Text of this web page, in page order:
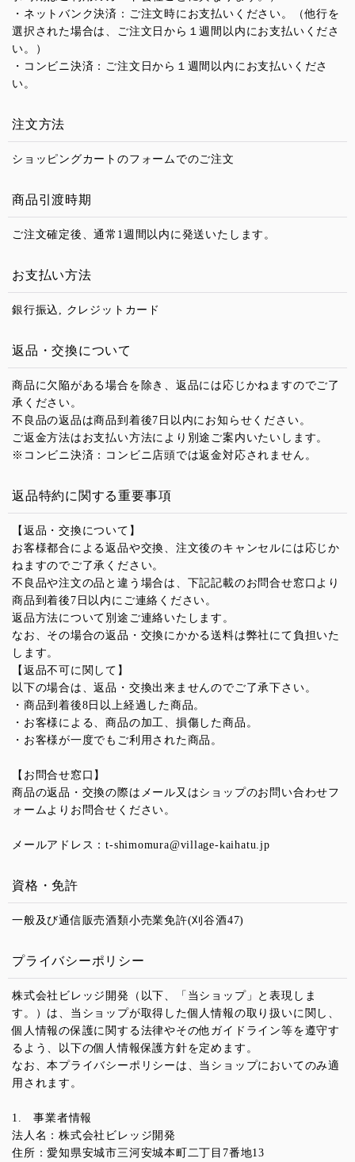
・ネットバンク決済：ご注文時にお支払いください。（他行を
選択された場合は、ご注文日から１週間以内にお支払いくださ
い。）
・コンビニ決済：ご注文日から１週間以内にお支払いくださ
い。
注文方法
ショッピングカートのフォームでのご注文
商品引渡時期
ご注文確定後、通常1週間以内に発送いたします。
お支払い方法
銀行振込, クレジットカード
返品・交換について
商品に欠陥がある場合を除き、返品には応じかねますのでご了
承ください。
不良品の返品は商品到着後7日以内にお知らせください。
ご返金方法はお支払い方法により別途ご案内いたいします。
※コンビニ決済：コンビニ店頭では返金対応されません。
返品特約に関する重要事項
【返品・交換について】
お客様都合による返品や交換、注文後のキャンセルには応じか
ねますのでご了承ください。
不良品や注文の品と違う場合は、下記記載のお問合せ窓口より
商品到着後7日以内にご連絡ください。
返品方法について別途ご連絡いたします。
なお、その場合の返品・交換にかかる送料は弊社にて負担いた
します。
【返品不可に関して】
以下の場合は、返品・交換出来ませんのでご了承下さい。
・商品到着後8日以上経過した商品。
・お客様による、商品の加工、損傷した商品。
・お客様が一度でもご利用された商品。
【お問合せ窓口】
商品の返品・交換の際はメール又はショップのお問い合わせフ
ォームよりお問合せください。
メールアドレス：t-shimomura@village-kaihatu.jp
資格・免許
一般及び通信販売酒類小売業免許(刈谷酒47)
プライバシーポリシー
株式会社ビレッジ開発（以下、「当ショップ」と表現しま
す。）は、当ショップが取得した個人情報の取り扱いに関し、
個人情報の保護に関する法律やその他ガイドライン等を遵守す
るよう、以下の個人情報保護方針を定めます。
なお、本プライバシーポリシーは、当ショップにおいてのみ適
用されます。
1. 事業者情報
法人名：株式会社ビレッジ開発
住所：愛知県安城市三河安城本町二丁目7番地13